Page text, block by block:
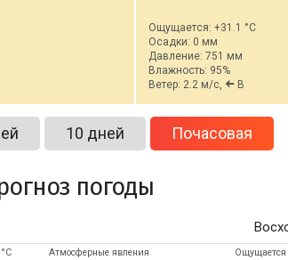
Ощущается: +31.1 °C
Осадки: 0 мм
Давление: 751 мм
Влажность: 95%
Ветер: 2.2 м/с,
В
10 дней Почасовая
погоды
Атмосферные явления Ощущается